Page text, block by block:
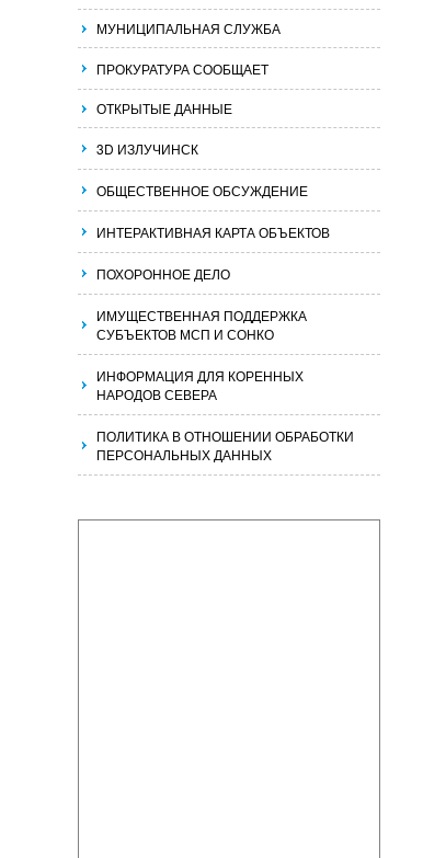
МУНИЦИПАЛЬНАЯ СЛУЖБА
ПРОКУРАТУРА СООБЩАЕТ
ОТКРЫТЫЕ ДАННЫЕ
3D ИЗЛУЧИНСК
ОБЩЕСТВЕННОЕ ОБСУЖДЕНИЕ
ИНТЕРАКТИВНАЯ КАРТА ОБЪЕКТОВ
ПОХОРОННОЕ ДЕЛО
ИМУЩЕСТВЕННАЯ ПОДДЕРЖКА
СУБЪЕКТОВ МСП И СОНКО
ИНФОРМАЦИЯ ДЛЯ КОРЕННЫХ
НАРОДОВ СЕВЕРА
ПОЛИТИКА В ОТНОШЕНИИ ОБРАБОТКИ
ПЕРСОНАЛЬНЫХ ДАННЫХ